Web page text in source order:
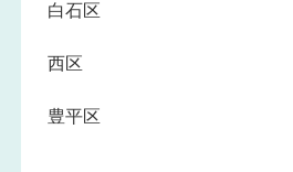
白石区
西区
豊平区